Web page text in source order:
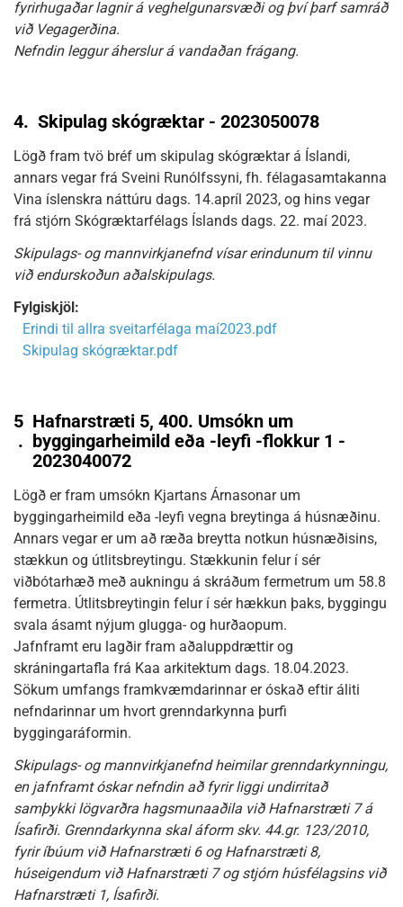
fyrirhugaðar lagnir á veghelgunarsvæði og því þarf samráð
við Vegagerðina.
Nefndin leggur áherslur á vandaðan frágang.
4. Skipulag skógræktar - 2023050078
Lögð fram tvö bréf um skipulag skógræktar á Íslandi,
annars vegar frá Sveini Runólfssyni, fh. félagasamtakanna
Vina íslenskra náttúru dags. 14.apríl 2023, og hins vegar
frá stjórn Skógræktarfélags Íslands dags. 22. maí 2023.
Skipulags- og mannvirkjanefnd vísar erindunum til vinnu
við endurskoðun aðalskipulags.
Fylgiskjöl:
Erindi til allra sveitarfélaga maí2023.pdf
Skipulag skógræktar.pdf
5
.
Hafnarstræti 5, 400. Umsókn um
byggingarheimild eða -leyfi -flokkur 1 -
2023040072
Lögð er fram umsókn Kjartans Árnasonar um
byggingarheimild eða -leyfi vegna breytinga á húsnæðinu.
Annars vegar er um að ræða breytta notkun húsnæðisins,
stækkun og útlitsbreytingu. Stækkunin felur í sér
viðbótarhæð með aukningu á skráðum fermetrum um 58.8
fermetra. Útlitsbreytingin felur í sér hækkun þaks, byggingu
svala ásamt nýjum glugga- og hurðaopum.
Jafnframt eru lagðir fram aðaluppdrættir og
skráningartafla frá Kaa arkitektum dags. 18.04.2023.
Sökum umfangs framkvæmdarinnar er óskað eftir áliti
nefndarinnar um hvort grenndarkynna þurfi
byggingaráformin.
Skipulags- og mannvirkjanefnd heimilar grenndarkynningu,
en jafnframt óskar nefndin að fyrir liggi undirritað
samþykki lögvarðra hagsmunaaðila við Hafnarstræti 7 á
Ísafirði. Grenndarkynna skal áform skv. 44.gr. 123/2010,
fyrir íbúum við Hafnarstræti 6 og Hafnarstræti 8,
húseigendum við Hafnarstræti 7 og stjórn húsfélagsins við
Hafnarstræti 1, Ísafirði.